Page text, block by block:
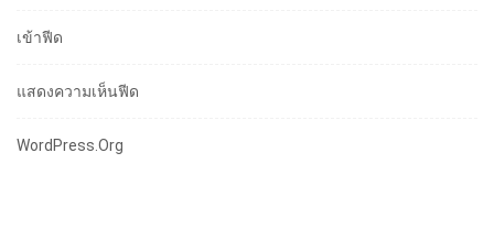
เข้าฟีด
แสดงความเห็นฟีด
WordPress.org